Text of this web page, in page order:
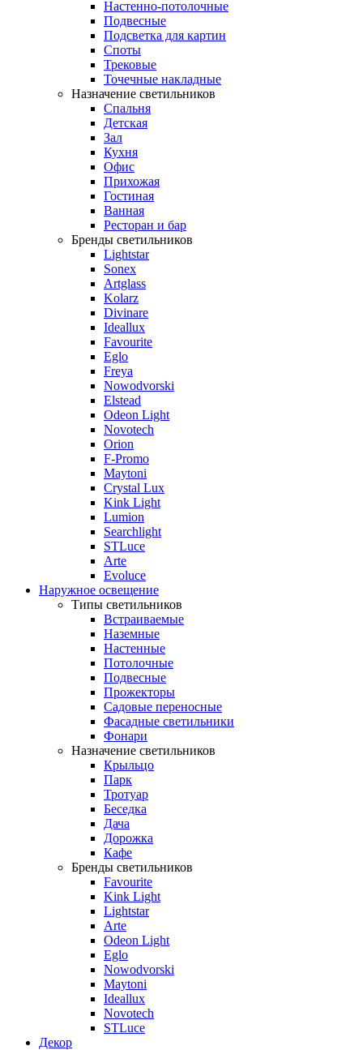
Настенно-потолочные
Подвесные
Подсветка для картин
Споты
Трековые
Точечные накладные
Назначение светильников
Спальня
Детская
Зал
Кухня
Офис
Прихожая
Гостиная
Ванная
Ресторан и бар
Бренды светильников
Lightstar
Sonex
Artglass
Kolarz
Divinare
Ideallux
Favourite
Eglo
Freya
Nowodvorski
Elstead
Odeon Light
Novotech
Orion
F-Promo
Maytoni
Crystal Lux
Kink Light
Lumion
Searchlight
STLuce
Arte
Evoluce
Наружное освещение
Типы светильников
Встраиваемые
Наземные
Настенные
Потолочные
Подвесные
Прожекторы
Садовые переносные
Фасадные светильники
Фонари
Назначение светильников
Крыльцо
Парк
Тротуар
Беседка
Дача
Дорожка
Кафе
Бренды светильников
Favourite
Kink Light
Lightstar
Arte
Odeon Light
Eglo
Nowodvorski
Maytoni
Ideallux
Novotech
STLuce
Декор